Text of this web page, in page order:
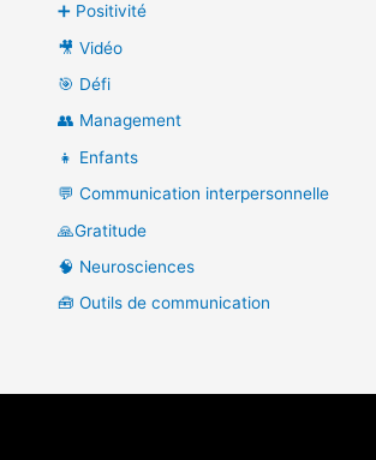
➕ Positivité
🎥 Vidéo
🎯 Défi
👥 Management
👧 Enfants
💬 Communication interpersonnelle
🙏Gratitude
🧠 Neurosciences
🧰 Outils de communication